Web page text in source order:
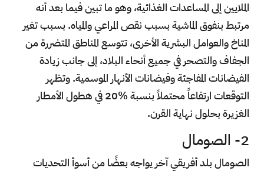
الملايين إلى المساعدات الغذائية، وهو ما تبين فيما بعد أنه
مرتبط بنفوق الماشية بسبب نقص المراعي والمياه. بسبب تغير
المناخ والعوامل البشرية الأخرى، تتوسع المناطق المتضررة من
الجفاف والتصحر في جميع أنحاء البلاد، إلى جانب زيادة
الفيضانات المفاجئة وفيضانات الأنهار الموسمية. وتظهر
التوقعات ارتفاعاً محتملاً بنسبة %20 في هطول الأمطار
الغزيرة بحلول نهاية القرن.
2- الصومال
الصومال بلد أفريقي آخر يواجه بعضًا من أسوأ التحديات